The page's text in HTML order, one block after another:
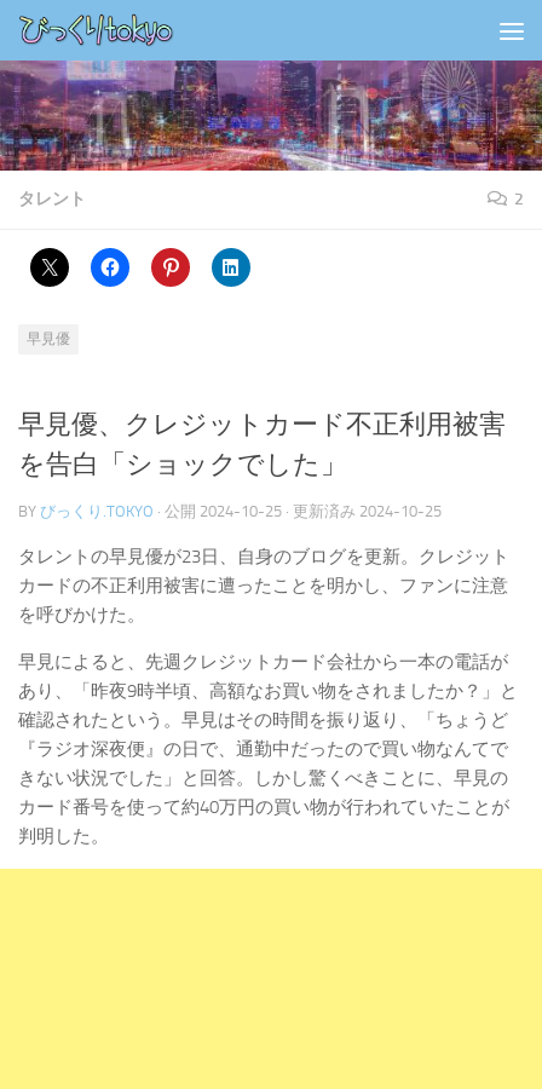
コンテンツの下
タレント 2
早見優
早見優、クレジットカード不正利用被害
を告白「ショックでした」
BY びっくり.TOKYO · 公開 2024-10-25 · 更新済み 2024-10-25
タレントの早見優が23日、自身のブログを更新。クレジット
カードの不正利用被害に遭ったことを明かし、ファンに注意
を呼びかけた。
早見によると、先週クレジットカード会社から一本の電話が
あり、「昨夜9時半頃、高額なお買い物をされましたか？」と
確認されたという。早見はその時間を振り返り、「ちょうど
『ラジオ深夜便』の日で、通勤中だったので買い物なんてで
きない状況でした」と回答。しかし驚くべきことに、早見の
カード番号を使って約40万円の買い物が行われていたことが
判明した。